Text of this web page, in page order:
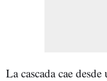
La cascada cae